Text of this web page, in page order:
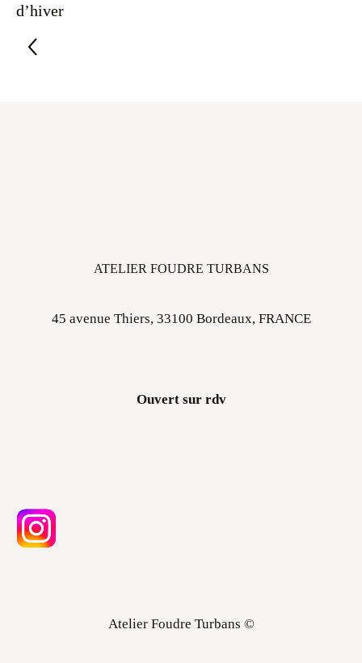
d’hiver
ATELIER FOUDRE TURBANS
45 avenue Thiers, 33100 Bordeaux, FRANCE
Ouvert sur rdv
Atelier Foudre Turbans ©